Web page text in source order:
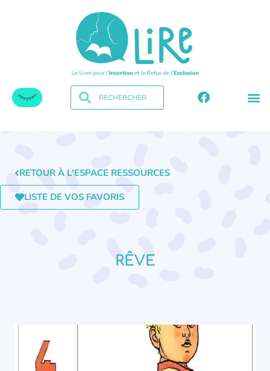
RETOUR À L'ESPACE RESSOURCES
LISTE DE VOS FAVORIS
RÊVE